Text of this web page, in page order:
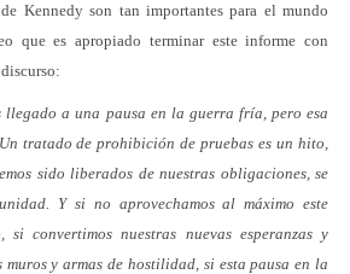
Kennedy son tan importantes para el mundo
que es apropiado terminar este informe con
llegado a una pausa en la guerra fría, pero esa
tratado de prohibición de pruebas es un hito,
sido liberados de nuestras obligaciones, se
Y si no aprovechamos al máximo este
si convertimos nuestras nuevas esperanzas y
muros y armas de hostilidad, si esta pausa en la